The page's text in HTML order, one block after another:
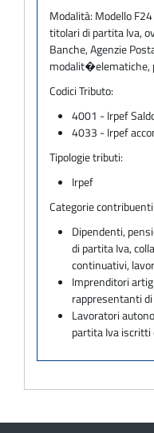
Modalità: Modello
titolari di partita Iva,
Banche, Agenzie
modalit�elematiche,
Codici Tributo:
4001 - Irpef
4033 - Irpef
Tipologie tributi:
Irpef
Categorie contribuenti:
Dipendenti,
di partita Iva,
continuativi,
Imprenditori
rappresentanti
Lavoratori
partita Iva